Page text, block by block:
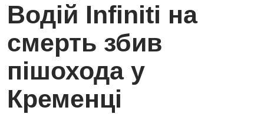
Водій Infiniti на
смерть збив
пішохода у
Кременці